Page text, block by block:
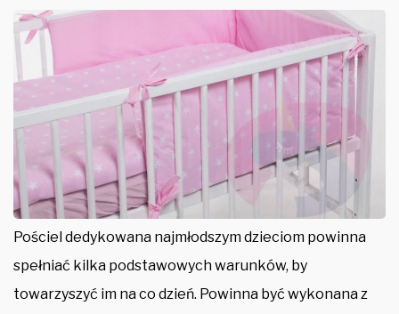
Pościel dedykowana najmłodszym dzieciom powinna
spełniać kilka podstawowych warunków, by
towarzyszyć im na co dzień. Powinna być wykonana z